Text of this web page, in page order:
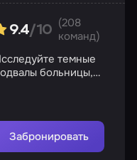
9.4/10
(208
команд)
темные
больницы,
Забронировать